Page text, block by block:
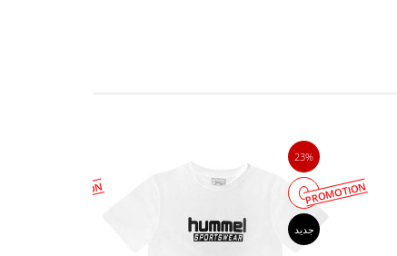
23%
PROMOTION
جدید
PROMOTION